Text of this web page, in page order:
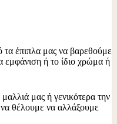
τα έπιπλα μας να βαρεθούμε
εμφάνιση ή το ίδιο χρώμα ή
μας ή γενικότερα την
θέλουμε να αλλάξουμε